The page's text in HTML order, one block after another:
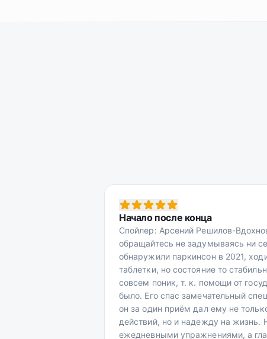
Начало после конца
Спойлер: Арсений Решилов-
обращайтесь не задумываясь ни
обнаружили паркинсон в 2021,
таблетки, но состояние то
совсем поник, т. к. помощи от
было. Его спас замечательный
он за один приём дал ему не
действий, но и надежду на жизнь.
ежедневными упражнениями, а